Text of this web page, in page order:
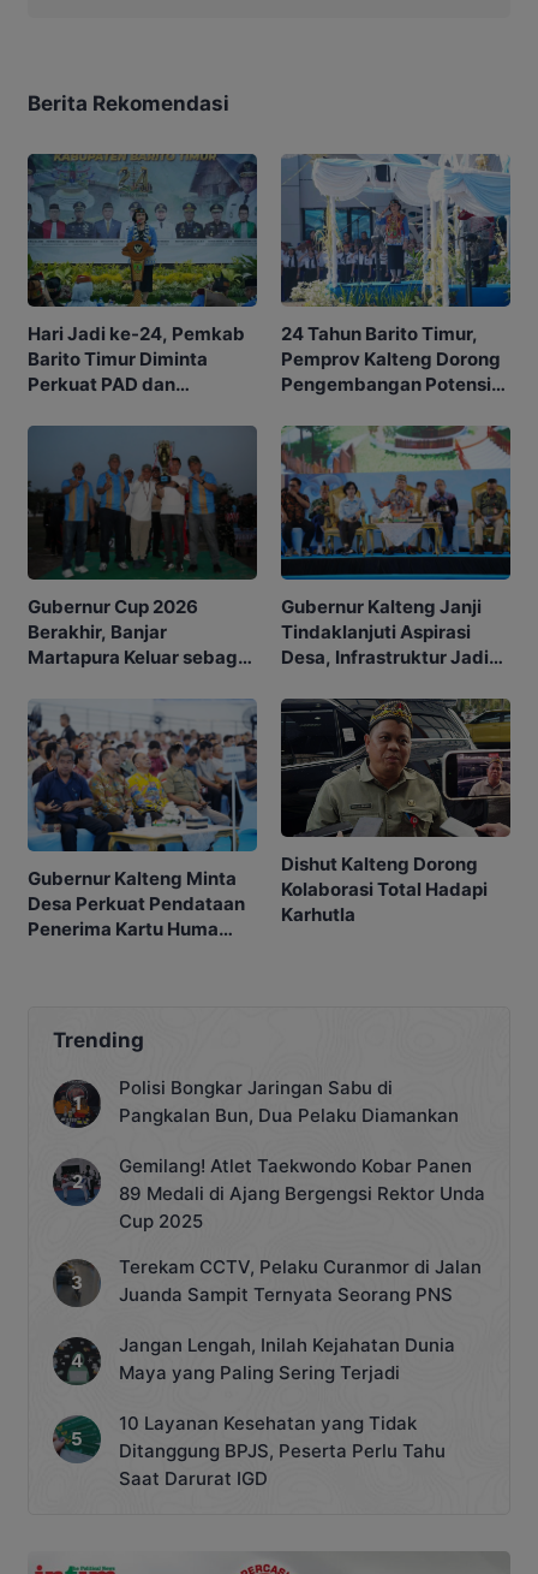
Berita Rekomendasi
Hari Jadi ke-24, Pemkab
Barito Timur Diminta
Perkuat PAD dan
24 Tahun Barito Timur,
Pemprov Kalteng Dorong
Pengembangan Potensi
Gubernur Cup 2026
Berakhir, Banjar
Martapura Keluar sebagai
Gubernur Kalteng Janji
Tindaklanjuti Aspirasi
Desa, Infrastruktur Jadi
Gubernur Kalteng Minta
Desa Perkuat Pendataan
Penerima Kartu Huma
Dishut Kalteng Dorong
Kolaborasi Total Hadapi
Karhutla
Trending
Polisi Bongkar Jaringan Sabu di
Pangkalan Bun, Dua Pelaku Diamankan
Gemilang! Atlet Taekwondo Kobar Panen
89 Medali di Ajang Bergengsi Rektor Unda
Cup 2025
Terekam CCTV, Pelaku Curanmor di Jalan
Juanda Sampit Ternyata Seorang PNS
Jangan Lengah, Inilah Kejahatan Dunia
Maya yang Paling Sering Terjadi
10 Layanan Kesehatan yang Tidak
Ditanggung BPJS, Peserta Perlu Tahu
Saat Darurat IGD